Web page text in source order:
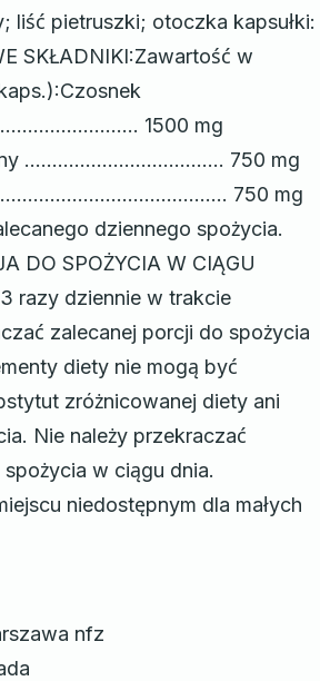
liść pietruszki; otoczka kapsułki:
SKŁADNIKI:Zawartość w
1500 mg
……………………………… 750 mg
750 mg
dziennego spożycia.
DO SPOŻYCIA W CIĄGU
razy dziennie w trakcie
zalecanej porcji do spożycia
diety nie mogą być
zróżnicowanej diety ani
Nie należy przekraczać
w ciągu dnia.
niedostępnym dla małych
nfz